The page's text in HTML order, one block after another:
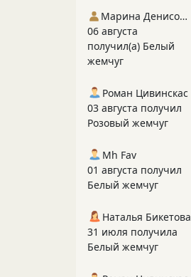
Марина Денисова 5
06 августа
получил(а) Белый
жемчуг
Роман Цивинскас
03 августа получил
Розовый жемчуг
Mh Fav
01 августа получил
Белый жемчуг
Наталья Бикетова
31 июля получила
Белый жемчуг